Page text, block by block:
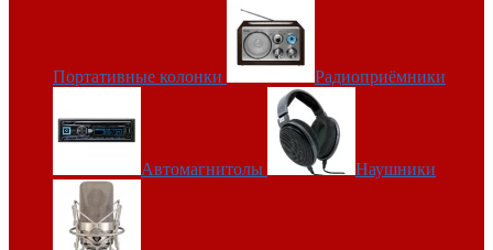
Портативные колонки Радиоприёмники
Автомагнитолы Наушники